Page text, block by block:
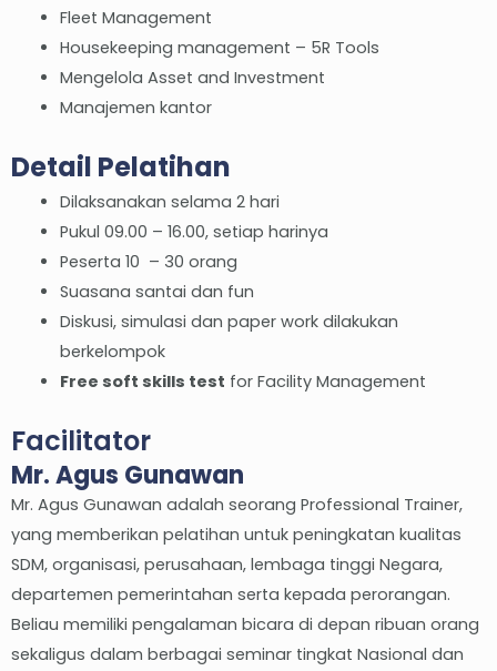
Fleet Management
Housekeeping management – 5R Tools
Mengelola Asset and Investment
Manajemen kantor
Detail Pelatihan
Dilaksanakan selama 2 hari
Pukul 09.00 – 16.00, setiap harinya
Peserta 10 – 30 orang
Suasana santai dan fun
Diskusi, simulasi dan paper work dilakukan
berkelompok
Free soft skills test for Facility Management
Facilitator
Mr. Agus Gunawan
Mr. Agus Gunawan adalah seorang Professional Trainer,
yang memberikan pelatihan untuk peningkatan kualitas
SDM, organisasi, perusahaan, lembaga tinggi Negara,
departemen pemerintahan serta kepada perorangan.
Beliau memiliki pengalaman bicara di depan ribuan orang
sekaligus dalam berbagai seminar tingkat Nasional dan